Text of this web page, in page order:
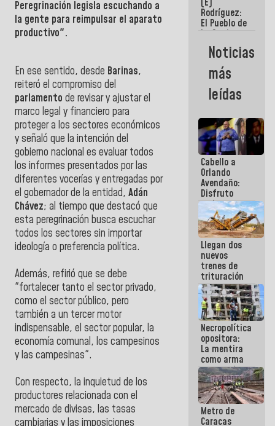
Peregrinación legisla escuchando a
la gente para reimpulsar el aparato
productivo".
En ese sentido, desde Barinas,
reiteró el compromiso del
parlamento de revisar y ajustar el
marco legal y financiero para
proteger a los sectores económicos
y señaló que la intención del
gobierno nacional es evaluar todos
los informes presentados por las
diferentes vocerías y entregadas por
el gobernador de la entidad, Adán
Chávez; al tiempo que destacó que
esta peregrinación busca escuchar
todos los sectores sin importar
ideología o preferencia política.
Además, refirió que se debe
"fortalecer tanto el sector privado,
como el sector público, pero
también a un tercer motor
indispensable, el sector popular, la
economía comunal, los campesinos
y las campesinas".
Con respecto, la inquietud de los
productores relacionada con el
mercado de divisas, las tasas
cambiarias y las imposiciones
Guaira
Rodríguez:
El Pueblo de
La Guaira
siempre
estará
acompañada
por el
Gobierno
Nacional
Noticias
más
leídas
Cabello a
Orlando
Avendaño:
Disfruto
cada vez
que escribes
porque lo
que haces
es
embarrarla
Llegan dos
nuevos
trenes de
trituración
para
optimizar
manejo de
escombros
en La Guaira
Necropolítica
opositora:
La mentira
como arma
contra el
Pueblo
Metro de
Caracas